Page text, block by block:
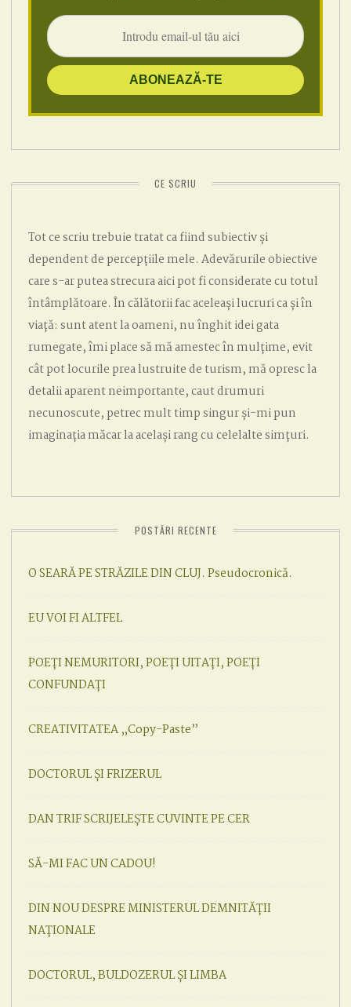
CE SCRIU
Tot ce scriu trebuie tratat ca fiind subiectiv și
dependent de percepțiile mele. Adevărurile obiective
care s-ar putea strecura aici pot fi considerate cu totul
întâmplătoare. În călătorii fac aceleași lucruri ca și în
viață: sunt atent la oameni, nu înghit idei gata
rumegate, îmi place să mă amestec în mulțime, evit
cât pot locurile prea lustruite de turism, mă opresc la
detalii aparent neimportante, caut drumuri
necunoscute, petrec mult timp singur și-mi pun
imaginația măcar la același rang cu celelalte simțuri.
POSTĂRI RECENTE
O SEARĂ PE STRĂZILE DIN CLUJ. Pseudocronică.
EU VOI FI ALTFEL
POEȚI NEMURITORI, POEȚI UITAȚI, POEȚI
CONFUNDAȚI
CREATIVITATEA „Copy-Paste”
DOCTORUL ȘI FRIZERUL
DAN TRIF SCRIJELEȘTE CUVINTE PE CER
SĂ-MI FAC UN CADOU!
DIN NOU DESPRE MINISTERUL DEMNITĂȚII
NAȚIONALE
DOCTORUL, BULDOZERUL ȘI LIMBA